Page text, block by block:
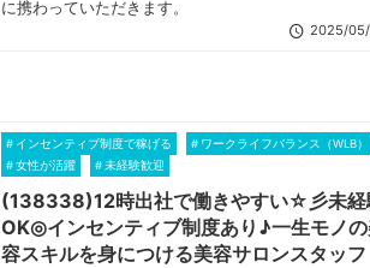
に携わっていただきます。
2025/
インセンティブ制度で稼げる
ワークライフバランス（WLB）
女性が活躍
未経験歓迎
(138338)12時出社で働きやすい☆彡未経
OK◎インセンティブ制度あり♪一生モノ
容スキルを身につける美容サロンスタッフ